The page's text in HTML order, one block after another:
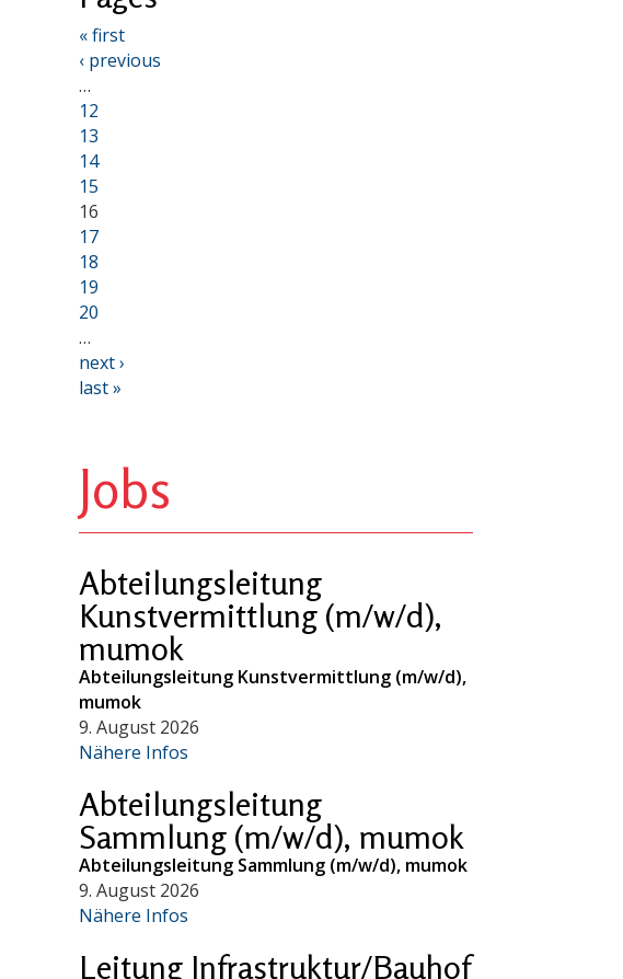
« first
‹ previous
…
12
13
14
15
16
17
18
19
20
…
next ›
last »
Jobs
Abteilungsleitung
Kunstvermittlung (m/w/d),
mumok
Abteilungsleitung Kunstvermittlung (m/w/d),
mumok
9. August 2026
Nähere Infos
Abteilungsleitung
Sammlung (m/w/d), mumok
Abteilungsleitung Sammlung (m/w/d), mumok
9. August 2026
Nähere Infos
Leitung Infrastruktur/Bauhof